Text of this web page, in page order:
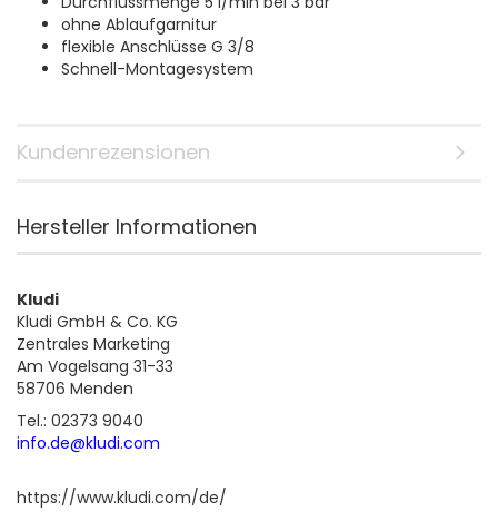
ohne Ablaufgarnitur
flexible Anschlüsse G 3/8
Schnell-Montagesystem
Kundenrezensionen
Hersteller Informationen
Kludi
Kludi GmbH & Co. KG
Zentrales Marketing
Am Vogelsang 31-33
58706 Menden
Tel.: 02373 9040
info.de@kludi.com
https://www.kludi.com/de/